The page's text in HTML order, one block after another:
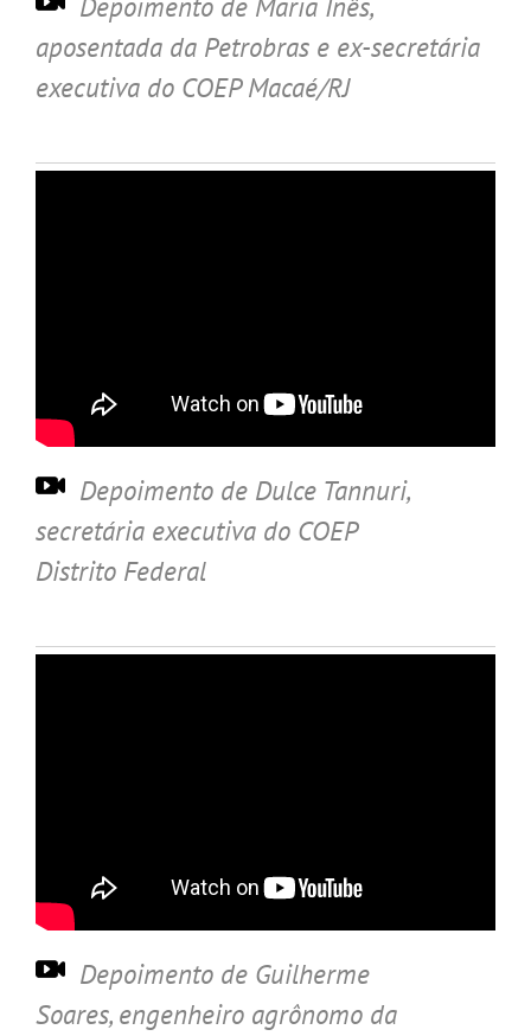
Depoimento de Maria Inês,
aposentada da Petrobras e ex-secretária
executiva do COEP Macaé/RJ
Depoimento de Dulce Tannuri,
secretária executiva do COEP
Distrito Federal
Depoimento de Guilherme
Soares, engenheiro agrônomo da